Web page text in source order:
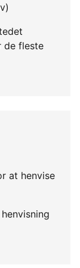
de fleste
at henvise